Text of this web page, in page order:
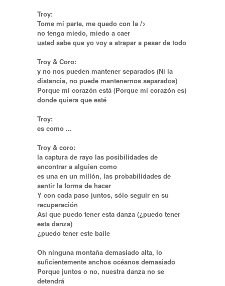
Troy:
Tome mi parte, me quedo con la />
no tenga miedo, miedo a caer
usted sabe que yo voy a atrapar a pesar de todo
Troy & Coro:
y no nos pueden mantener separados (Ni la
distancia, no puede mantenernos separados)
Porque mi corazón está (Porque mi corazón es)
donde quiera que esté
Troy:
es como ...
Troy & coro:
la captura de rayo las posibilidades de
encontrar a alguien como
es una en un millón, las probabilidades de
sentir la forma de hacer
Y con cada paso juntos, sólo seguir en su
recuperación
Así que puedo tener esta danza (¿puedo tener
esta danza)
¿puedo tener este baile
Oh ninguna montaña demasiado alta, lo
suficientemente anchos océanos demasiado
Porque juntos o no, nuestra danza no se
detendrá